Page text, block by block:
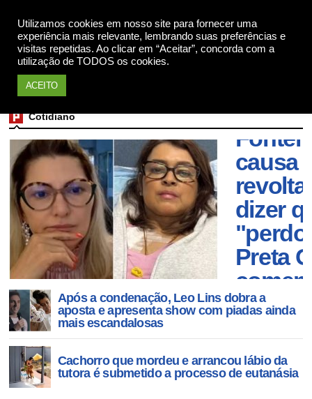
Utilizamos cookies em nosso site para fornecer uma
experiência mais relevante, lembrando suas preferências e
visitas repetidas. Ao clicar em “Aceitar”, concorda com a
utilização de TODOS os cookies.
ACEITO
Cotidiano
causa
revolta
dizer
Preta
morte
Após a condenação, Leo Lins dobra a
aposta e apresenta show com piadas ainda
mais escandalosas
Cachorro que mordeu e arrancou lábio da
tutora é submetido a processo de eutanásia